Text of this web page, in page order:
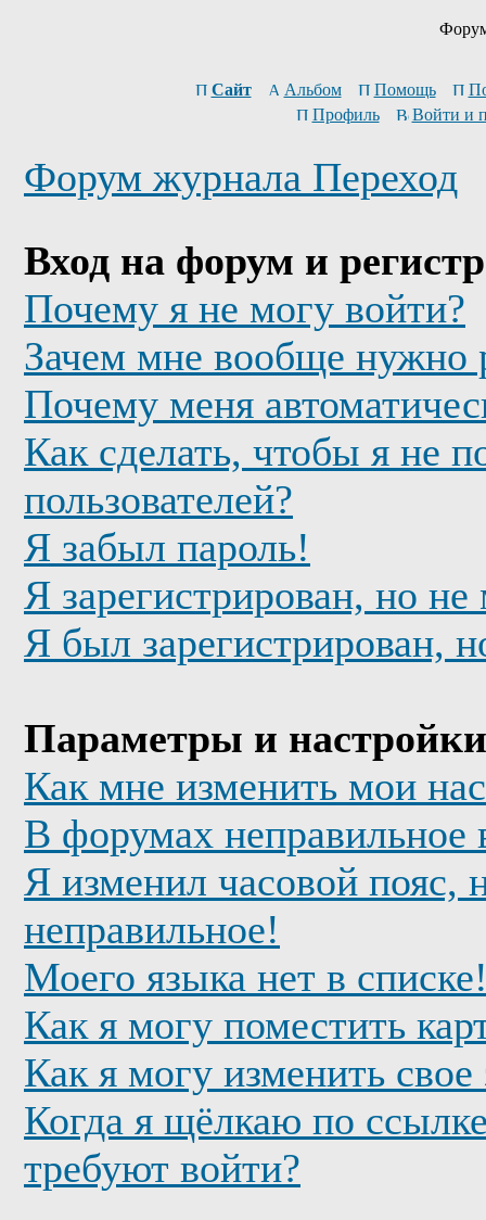
Сайт Альбом Помощь
Профиль
Войти и
Форум журнала Переход
Вход на форум и
Почему я не могу войти?
Зачем мне вообще нужно
Почему меня
Как сделать, чтобы я не
пользователей?
Я забыл пароль!
Я зарегистрирован, но
Я был зарегистрирован,
Параметры и настройки
Как мне изменить мои
В форумах неправильное
Я изменил часовой пояс,
неправильное!
Моего языка нет в
Как я могу поместить
Как я могу изменить свое
Когда я щёлкаю по
требуют войти?